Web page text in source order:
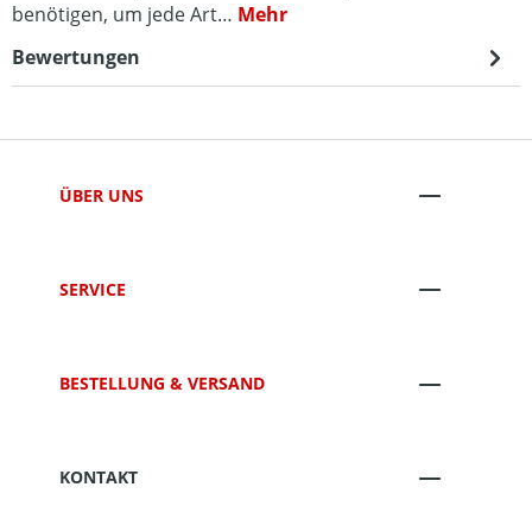
benötigen, um jede Art… Mehr
Bewertungen
ÜBER UNS
SERVICE
BESTELLUNG & VERSAND
KONTAKT